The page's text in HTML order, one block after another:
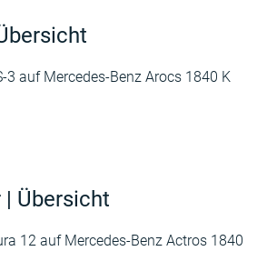
3 auf Mercedes-Benz Arocs 1840 K
Übersicht
12 auf Mercedes-Benz Actros 1840